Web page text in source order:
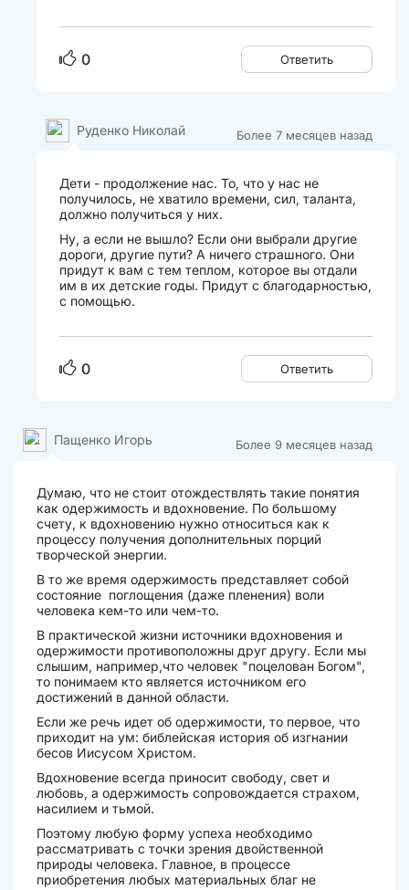
0 Ответить
Более 7 месяцев назад
Руденко Николай
Дети - продолжение нас. То, что у нас не
получилось, не хватило времени, сил, таланта,
должно получиться у них.
Ну, а если не вышло? Если они выбрали другие
дороги, другие пути? А ничего страшного. Они
придут к вам с тем теплом, которое вы отдали
им в их детские годы. Придут с благодарностью,
с помощью.
0 Ответить
Более 9 месяцев назад
Пащенко Игорь
Думаю, что не стоит отождествлять такие понятия
как одержимость и вдохновение. По большому
счету, к вдохновению нужно относиться как к
процессу получения дополнительных порций
творческой энергии.
В то же время одержимость представляет собой
состояние поглощения (даже пленения) воли
человека кем-то или чем-то.
В практической жизни источники вдохновения и
одержимости противоположны друг другу. Если мы
слышим, например,что человек "поцелован Богом",
то понимаем кто является источником его
достижений в данной области.
Если же речь идет об одержимости, то первое, что
приходит на ум: библейская история об изгнании
бесов Иисусом Христом.
Вдохновение всегда приносит свободу, свет и
любовь, а одержимость сопровождается страхом,
насилием и тьмой.
Поэтому любую форму успеха необходимо
рассматривать с точки зрения двойственной
природы человека. Главное, в процессе
приобретения любых материальных благ не